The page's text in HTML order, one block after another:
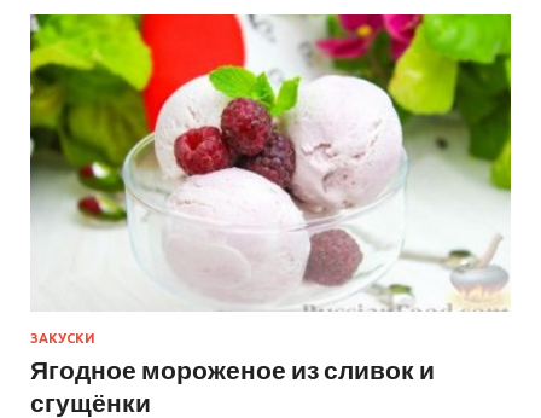
ЗАКУСКИ
Ягодное мороженое из сливок и
сгущёнки